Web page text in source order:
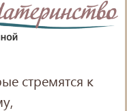
стремятся к